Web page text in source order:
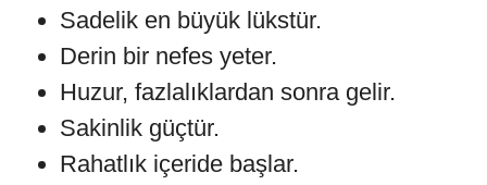
Sadelik en büyük lükstür.
Derin bir nefes yeter.
Huzur, fazlalıklardan sonra gelir.
Sakinlik güçtür.
Rahatlık içeride başlar.